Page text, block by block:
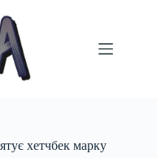
хетчбек марку